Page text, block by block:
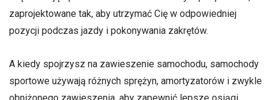
zaprojektowane tak, aby utrzymać Cię w odpowiedniej
pozycji podczas jazdy i pokonywania zakrętów.
A kiedy spojrzysz na zawieszenie samochodu, samochody
sportowe używają różnych sprężyn, amortyzatorów i zwykle